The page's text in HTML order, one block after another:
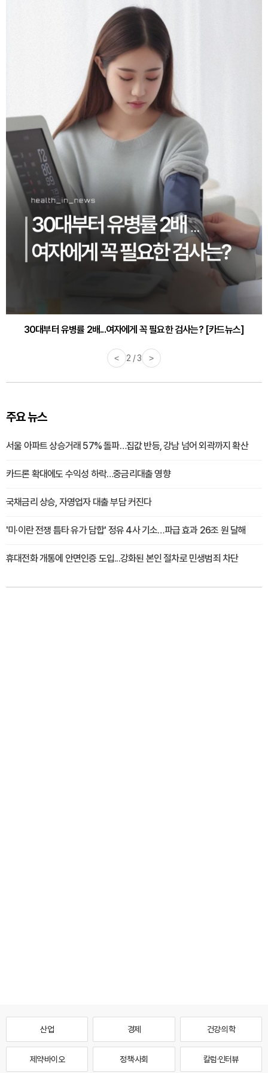
30대부터 유병률 2배...여자에게 꼭 필요한 검사는? [카드뉴스]
< 2 / 3 >
주요 뉴스
서울 아파트 상승거래 57% 돌파…집값 반등, 강남 넘어 외곽까지 확산
카드론 확대에도 수익성 하락…중금리대출 영향
국채금리 상승, 자영업자 대출 부담 커진다
'미·이란 전쟁 틈타 유가 담합' 정유 4사 기소…파급 효과 26조 원 달해
휴대전화 개통에 안면인증 도입...강화된 본인 절차로 민생범죄 차단
산업 경제 건강·의학
제약·바이오 정책·사회 칼럼·인터뷰